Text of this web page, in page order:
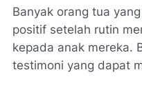
Banyak orang tua
positif setelah rutin
kepada anak mereka.
testimoni yang dapat